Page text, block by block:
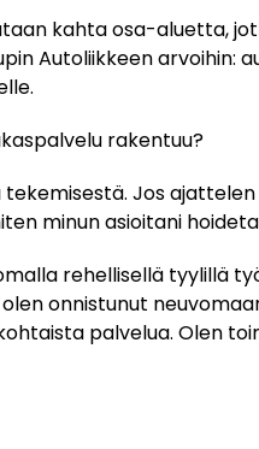
kahta osa-aluetta,
Autoliikkeen arvoihin:
rakentuu?
Jos
minun asioitani
rehellisellä tyylillä
onnistunut
palvelua. Olen